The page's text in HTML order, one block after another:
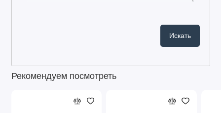
Рекомендуем посмотреть